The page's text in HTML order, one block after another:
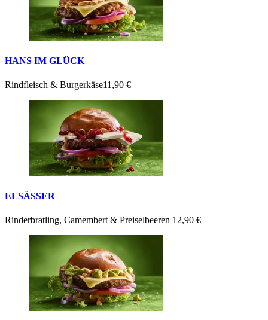
HANS IM GLÜCK
Rindfleisch & Burgerkäse11,90 €
ELSÄSSER
Rinderbratling, Camembert & Preiselbeeren 12,90 €